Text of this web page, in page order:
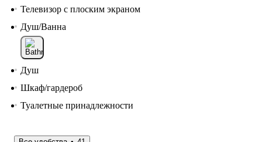
Телевизор с плоским экраном
Душ/Ванна
Душ
Шкаф/гардероб
Туалетные принадлежности